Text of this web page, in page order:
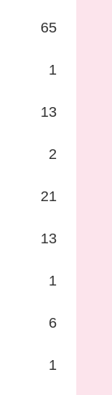
65
1
13
2
21
13
1
6
1